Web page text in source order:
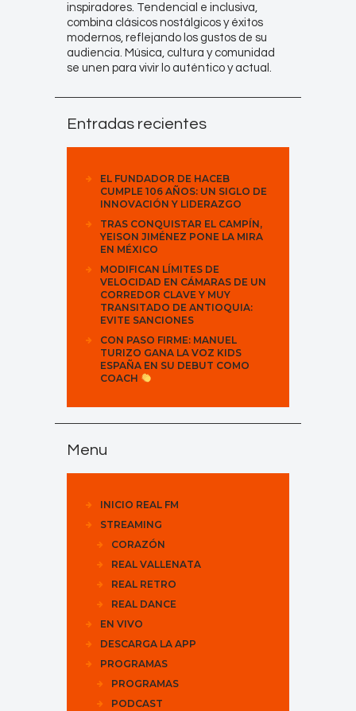
inspiradores. Tendencial e inclusiva,
combina clásicos nostálgicos y éxitos
modernos, reflejando los gustos de su
audiencia. Música, cultura y comunidad
se unen para vivir lo auténtico y actual.
Entradas recientes
EL FUNDADOR DE HACEB
CUMPLE 106 AÑOS: UN SIGLO DE
INNOVACIÓN Y LIDERAZGO
TRAS CONQUISTAR EL CAMPÍN,
YEISON JIMÉNEZ PONE LA MIRA
EN MÉXICO
MODIFICAN LÍMITES DE
VELOCIDAD EN CÁMARAS DE UN
CORREDOR CLAVE Y MUY
TRANSITADO DE ANTIOQUIA:
EVITE SANCIONES
CON PASO FIRME: MANUEL
TURIZO GANA LA VOZ KIDS
ESPAÑA EN SU DEBUT COMO
COACH
Menu
INICIO REAL FM
STREAMING
CORAZÓN
REAL VALLENATA
REAL RETRO
REAL DANCE
EN VIVO
DESCARGA LA APP
PROGRAMAS
PROGRAMAS
PODCAST